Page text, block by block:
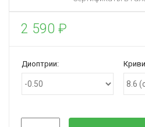
2 590 ₽
Диоптрии: